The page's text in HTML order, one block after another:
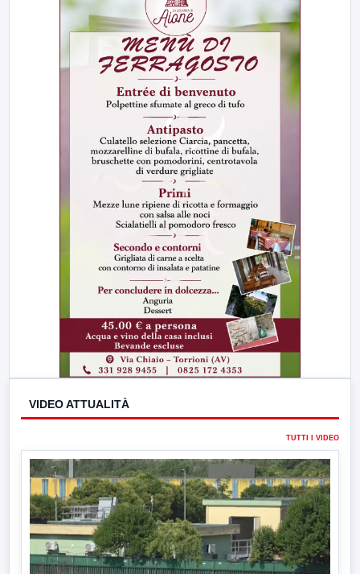
VIDEO ATTUALITÀ
TUTTI I VIDEO